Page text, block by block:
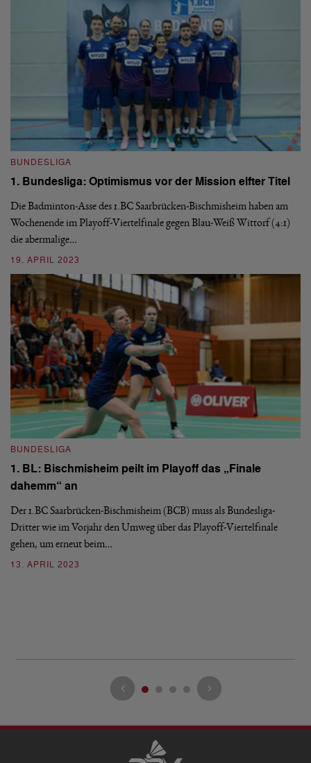
BUNDESLIGA
1. Bundesliga: Optimismus vor der Mission elfter Titel
Die Badminton-Asse des 1.BC Saarbrücken-Bischmisheim haben am
Wochenende im Playoff-Viertelfinale gegen Blau-Weiß Wittorf (4:1)
die abermalige…
19. APRIL 2023
BUNDESLIGA
1. BL: Bischmisheim peilt im Playoff das „Finale
dahemm“ an
Der 1.BC Saarbrücken-Bischmisheim (BCB) muss als Bundesliga-
Dritter wie im Vorjahr den Umweg über das Playoff-Viertelfinale
gehen, um erneut beim…
13. APRIL 2023